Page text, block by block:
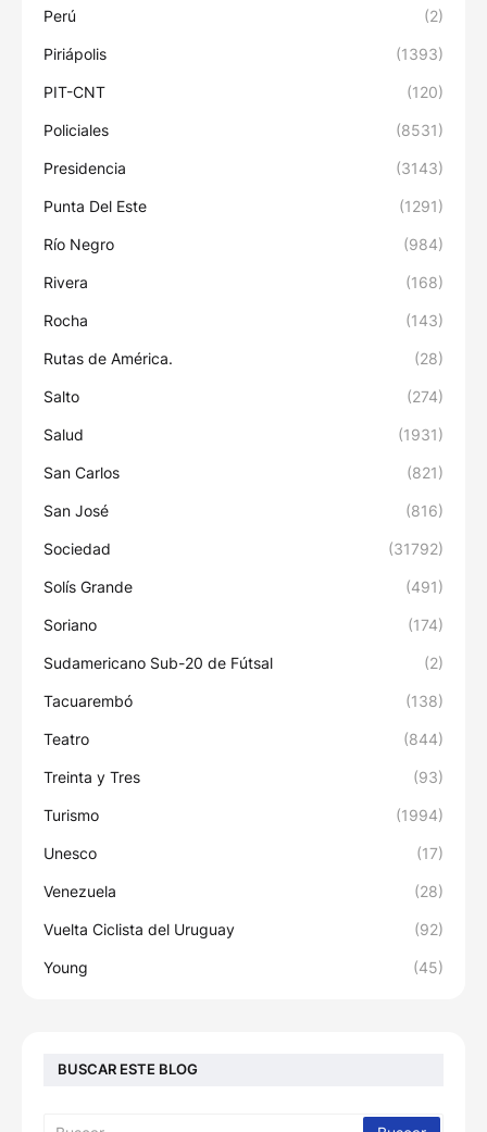
Perú (2)
Piriápolis (1393)
PIT-CNT (120)
Policiales (8531)
Presidencia (3143)
Punta Del Este (1291)
Río Negro (984)
Rivera (168)
Rocha (143)
Rutas de América. (28)
Salto (274)
Salud (1931)
San Carlos (821)
San José (816)
Sociedad (31792)
Solís Grande (491)
Soriano (174)
Sudamericano Sub-20 de Fútsal (2)
Tacuarembó (138)
Teatro (844)
Treinta y Tres (93)
Turismo (1994)
Unesco (17)
Venezuela (28)
Vuelta Ciclista del Uruguay (92)
Young (45)
BUSCAR ESTE BLOG